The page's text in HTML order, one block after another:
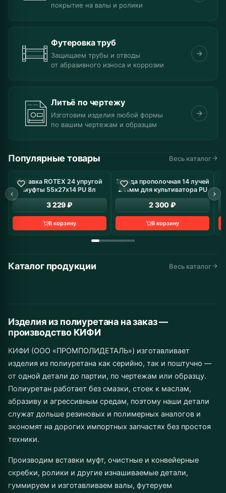
покрытие на валы и ролики
Футеровка труб
Защищаем трубы и отводы
от абразивного износа и коррозии
Литьё по чертежу
Изготовим изделия любой формы
по вашим чертежам и образцам
Популярные товары Весь каталог
В наличие: 8 шт
Вставка ROTEX 24 упругой
муфты 55х27х14 PU 8л
3 229 ₽
В корзину
В наличие: 19 шт
Звезда прополочная 14 лучей
241мм для культиватора PU
2 300 ₽
В корзину
Каталог продукции Весь каталог
Автомобильные
запчасти
Дорожная
техника
Горнодобывающая
Конвейеры и
Промышленное
Изделия из полиуретана на заказ —
производство КИФИ
КИФИ (ООО «ПРОМПОЛИДЕТАЛЬ») изготавливает
изделия из полиуретана как серийно, так и поштучно —
от одной детали до партии, по чертежам или образцу.
Полиуретан работает без смазки, стоек к маслам,
абразиву и агрессивным средам, поэтому наши детали
служат дольше резиновых и полимерных аналогов и
экономят на дорогих импортных запчастях без простоя
техники.
Производим вставки муфт, очистные и конвейерные
скребки, ролики и другие изнашиваемые детали,
гуммируем и изготавливаем валы, футеруем